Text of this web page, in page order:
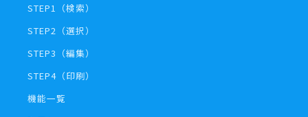
STEP1（検索）
STEP2（選択）
STEP3（編集）
STEP4（印刷）
機能一覧